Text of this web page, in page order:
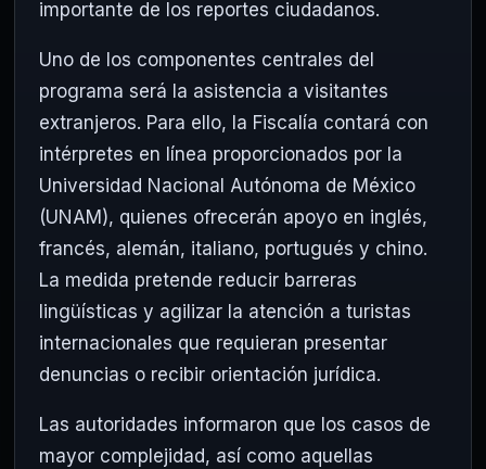
importante de los reportes ciudadanos.
Uno de los componentes centrales del
programa será la asistencia a visitantes
extranjeros. Para ello, la Fiscalía contará con
intérpretes en línea proporcionados por la
Universidad Nacional Autónoma de México
(UNAM), quienes ofrecerán apoyo en inglés,
francés, alemán, italiano, portugués y chino.
La medida pretende reducir barreras
lingüísticas y agilizar la atención a turistas
internacionales que requieran presentar
denuncias o recibir orientación jurídica.
Las autoridades informaron que los casos de
mayor complejidad, así como aquellas